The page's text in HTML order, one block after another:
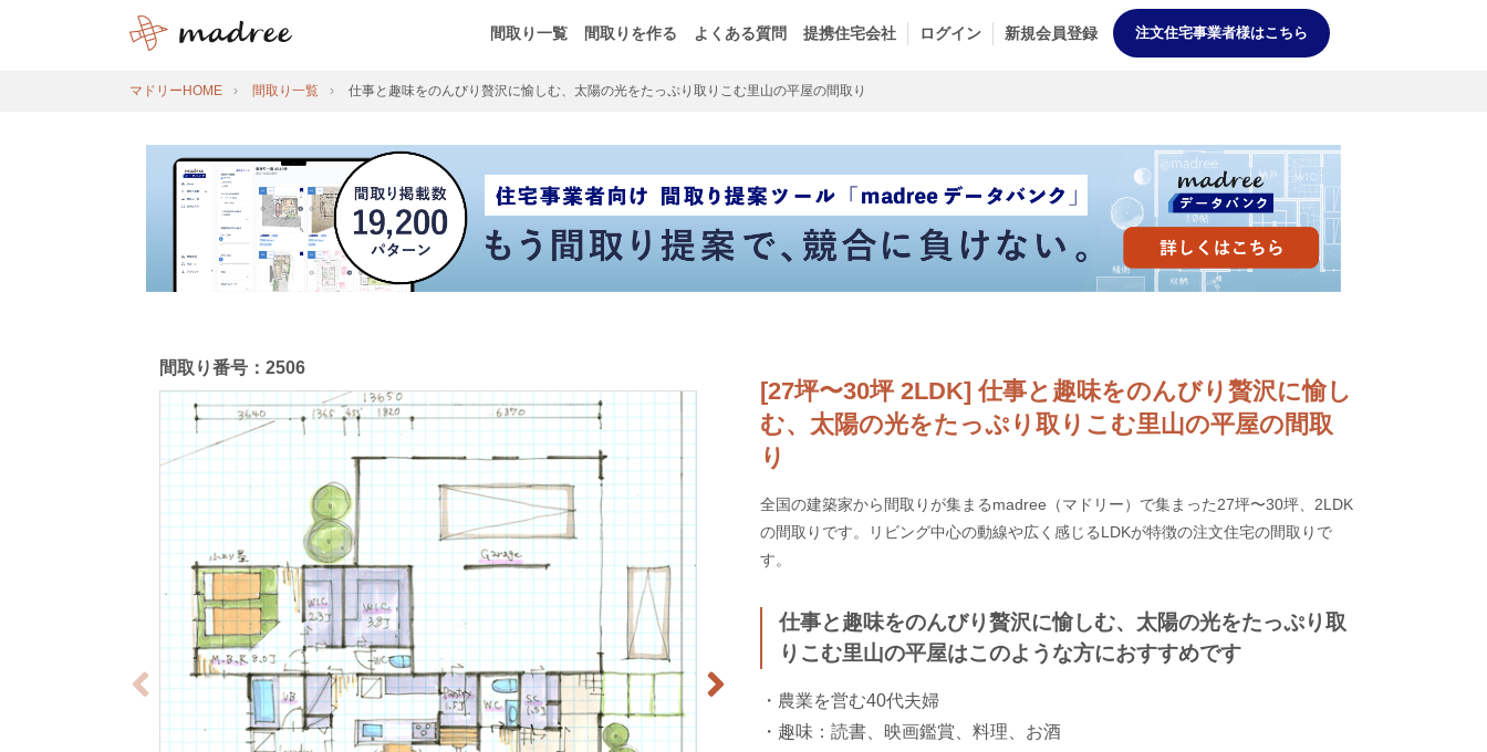
間取り一覧 間取りを作る よくある質問 提携住宅会社 ログイン 新規会員登録 注文住宅事業者様はこちら
マドリーHOME 間取り一覧 仕事と趣味をのんびり贅沢に愉しむ、太陽の光をたっぷり取りこむ里山の平屋の間取り
[27坪〜30坪 2LDK] 仕事と趣味をのんびり贅沢に愉し
む、太陽の光をたっぷり取りこむ里山の平屋の間取
り
全国の建築家から間取りが集まるmadree（マドリー）で集まった27坪〜30坪、2LDK
の間取りです。リビング中心の動線や広く感じるLDKが特徴の注文住宅の間取りで
す。
仕事と趣味をのんびり贅沢に愉しむ、太陽の光をたっぷり取
りこむ里山の平屋はこのような方におすすめです
・農業を営む40代夫婦
・趣味：読書、映画鑑賞、料理、お酒
間取り番号：2506